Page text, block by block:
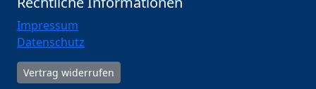
Impressum
Datenschutz
Vertrag widerrufen